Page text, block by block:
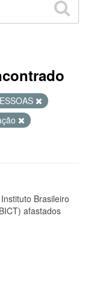
Brasileiro
afastados